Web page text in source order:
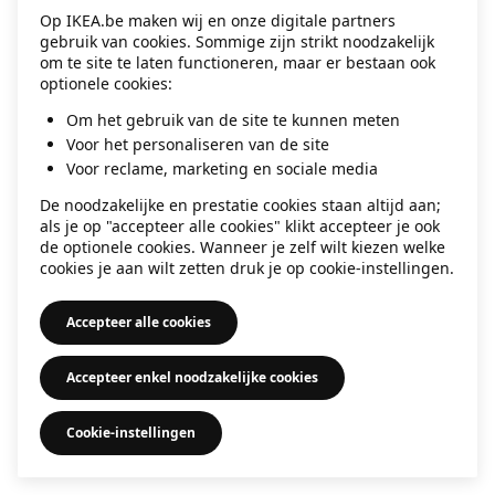
information).
Op IKEA.be maken wij en onze digitale partners
gebruik van cookies. Sommige zijn strikt noodzakelijk
om te site te laten functioneren, maar er bestaan ook
optionele cookies:
Om het gebruik van de site te kunnen meten
Voor het personaliseren van de site
Voor reclame, marketing en sociale media
De noodzakelijke en prestatie cookies staan altijd aan;
als je op "accepteer alle cookies" klikt accepteer je ook
de optionele cookies. Wanneer je zelf wilt kiezen welke
cookies je aan wilt zetten druk je op cookie-instellingen.
Accepteer alle cookies
Accepteer enkel noodzakelijke cookies
Cookie-instellingen